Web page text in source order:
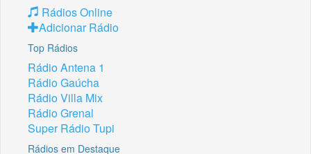
Rádios Online
Adicionar Rádio
Top Rádios
Rádio Antena 1
Rádio Gaúcha
Rádio Villa Mix
Rádio Grenal
Super Rádio Tupi
Rádios em Destaque